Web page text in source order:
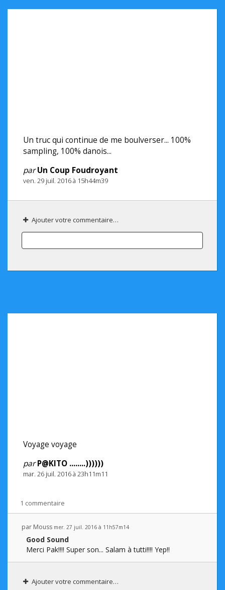
Un truc qui continue de me boulverser... 100%
sampling, 100% danois...
parUn Coup Foudroyant
ven. 29 juil. 2016 à 15h44m39
Ajouter votre commentaire…
Voyage voyage
parP@KITO ........))))))
mar. 26 juil. 2016 à 23h11m11
1 commentaire
par Mouss mer. 27 juil. 2016 à 11h57m14
Good Sound
Merci Pak!!!! Super son... Salam à tutti!!!! Yep!!
Ajouter votre commentaire…